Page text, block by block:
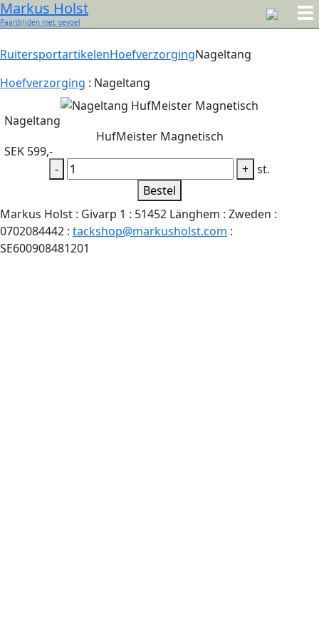
Markus Holst
Paardrijden met gevoel
RuitersportartikelenHoefverzorgingNageltang
Hoefverzorging : Nageltang
Nageltang
HufMeister Magnetisch
SEK 599,-
-
+ st.
Bestel
Markus Holst : Givarp 1 : 51452 Länghem : Zweden :
0702084442 : tackshop@markusholst.com :
SE600908481201